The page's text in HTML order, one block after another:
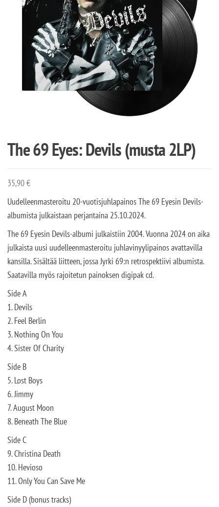
The 69 Eyes: Devils (musta 2LP)
35,90€
Uudelleenmasteroitu 20-vuotisjuhlapainos The 69 Eyesin Devils-
albumista julkaistaan perjantaina 25.10.2024.
The 69 Eyesin Devils-albumi julkaistiin 2004. Vuonna 2024 on aika
julkaista uusi uudelleenmasteroitu juhlavinyylipainos avattavilla
kansilla. Sisältää liitteen, jossa Jyrki 69:n retrospektiivi albumista.
Saatavilla myös rajoitetun painoksen digipak cd.
Side A
1. Devils
2. Feel Berlin
3. Nothing On You
4. Sister Of Charity
Side B
5. Lost Boys
6. Jimmy
7. August Moon
8. Beneath The Blue
Side C
9. Christina Death
10. Hevioso
11. Only You Can Save Me
Side D (bonus tracks)